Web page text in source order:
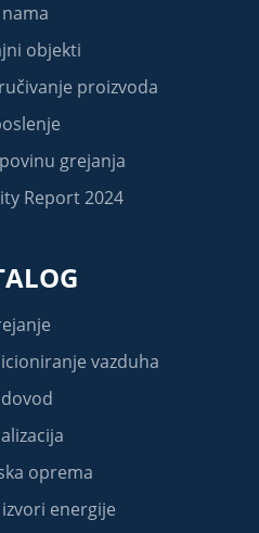
nama
objekti
proizvoda
grejanja
Report 2024
vazduha
oprema
energije